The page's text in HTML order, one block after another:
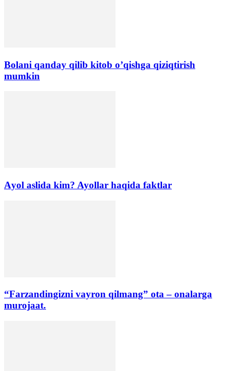
Bolani qanday qilib kitob o’qishga qiziqtirish
mumkin
Аyol aslida kim? Ayollar haqida faktlar
“Farzandingizni vayron qilmang” ota – onalarga
murojaat.